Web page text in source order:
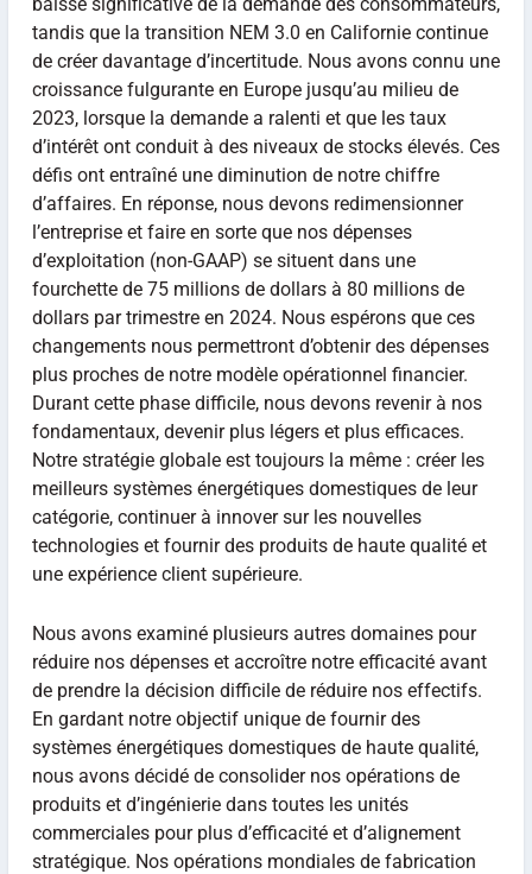
tandis que la transition NEM 3.0 en Californie continue
de créer davantage d’incertitude. Nous avons connu une
croissance fulgurante en Europe jusqu’au milieu de
2023, lorsque la demande a ralenti et que les taux
d’intérêt ont conduit à des niveaux de stocks élevés. Ces
défis ont entraîné une diminution de notre chiffre
d’affaires. En réponse, nous devons redimensionner
l’entreprise et faire en sorte que nos dépenses
d’exploitation (non-GAAP) se situent dans une
fourchette de 75 millions de dollars à 80 millions de
dollars par trimestre en 2024. Nous espérons que ces
changements nous permettront d’obtenir des dépenses
plus proches de notre modèle opérationnel financier.
Durant cette phase difficile, nous devons revenir à nos
fondamentaux, devenir plus légers et plus efficaces.
Notre stratégie globale est toujours la même : créer les
meilleurs systèmes énergétiques domestiques de leur
catégorie, continuer à innover sur les nouvelles
technologies et fournir des produits de haute qualité et
une expérience client supérieure.
Nous avons examiné plusieurs autres domaines pour
réduire nos dépenses et accroître notre efficacité avant
de prendre la décision difficile de réduire nos effectifs.
En gardant notre objectif unique de fournir des
systèmes énergétiques domestiques de haute qualité,
nous avons décidé de consolider nos opérations de
produits et d’ingénierie dans toutes les unités
commerciales pour plus d’efficacité et d’alignement
stratégique. Nos opérations mondiales de fabrication